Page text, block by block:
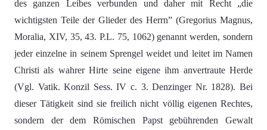
des ganzen Leibes verbunden und daher mit Recht „die
wichtigsten Teile der Glieder des Herrn” (Gregorius Magnus,
Moralia, XIV, 35, 43. P.L. 75, 1062) genannt werden, sondern
jeder einzelne in seinem Sprengel weidet und leitet im Namen
Christi als wahrer Hirte seine eigene ihm anvertraute Herde
(Vgl. Vatik. Konzil Sess. IV c. 3. Denzinger Nr. 1828). Bei
dieser Tätigkeit sind sie freilich nicht völlig eigenen Rechtes,
sondern der dem Römischen Papst gebührenden Gewalt